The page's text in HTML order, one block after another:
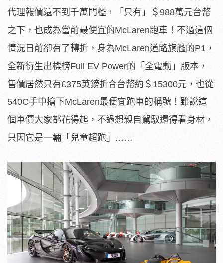
代理報價還不到千萬門檻，「只有」＄988萬元台幣
之下，也成為當前最便宜的McLaren跑車！不過這個
情況日前卻有了轉折，身為McLaren道路旗艦的P1，
全新衍生出標榜Full EV Power的「全電動」版本，
售價居然只有£375英鎊折合台幣約＄15300元，也從
540C手中搶下McLaren最便宜跑車的稱號！雖說這
個車價大家都花得起，不過想親自駕馭還得看身材，
只因它是一輛「兒童超跑」……